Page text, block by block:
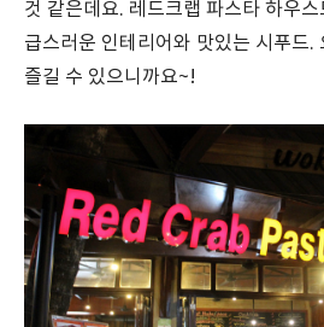
것 같은데요. 레드크랩 파스타 하우
급스러운 인테리어와 맛있는 시푸드.
즐길 수 있으니까요~!